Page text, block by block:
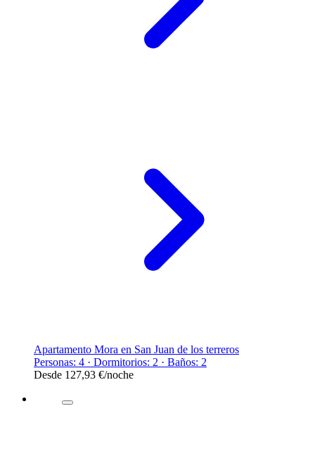
Apartamento Mora en San Juan de los terreros
Personas: 4 · Dormitorios: 2 · Baños: 2
Desde 127,93 €/noche